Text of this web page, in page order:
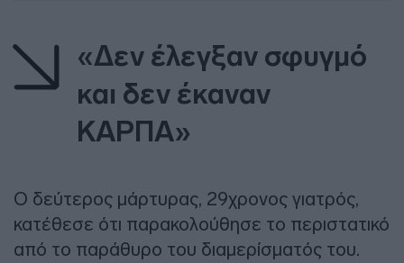
«Δεν έλεγξαν σφυγμό
και δεν έκαναν
ΚΑΡΠΑ»
Ο δεύτερος μάρτυρας, 29χρονος γιατρός,
κατέθεσε ότι παρακολούθησε το περιστατικό
από το παράθυρο του διαμερίσματός του.